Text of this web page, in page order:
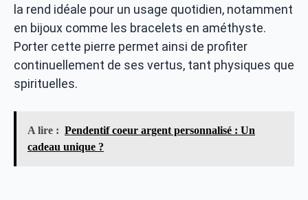
la rend idéale pour un usage quotidien, notamment
en bijoux comme les bracelets en améthyste.
Porter cette pierre permet ainsi de profiter
continuellement de ses vertus, tant physiques que
spirituelles.
A lire : Pendentif coeur argent personnalisé : Un
cadeau unique ?